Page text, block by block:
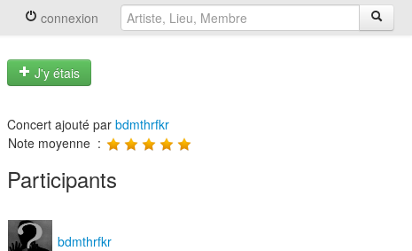
connexion
J'y étais
Concert ajouté par bdmthrfkr
Note moyenne :
Participants
bdmthrfkr